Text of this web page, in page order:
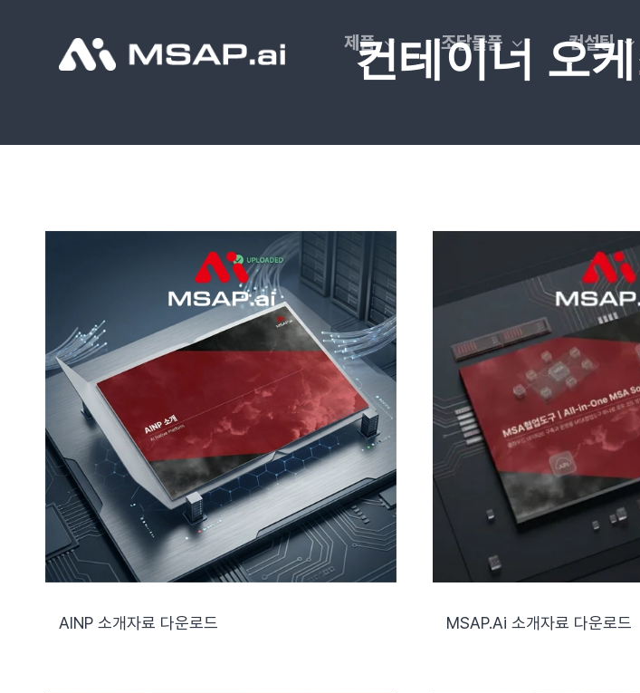
제품 조달물품 컨설팅
컨테이너 오
AINP 소개자료 다운로드 MSAP.ai 소개자료 다운로드